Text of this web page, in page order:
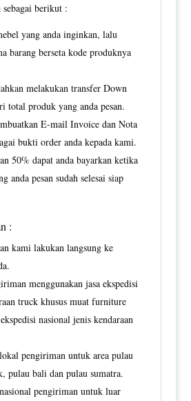
sebagai berikut :
yang anda inginkan, lalu
barang berseta kode produknya
melakukan transfer Down
total produk yang anda pesan.
E-mail Invoice dan Nota
bukti order anda kepada kami.
50% dapat anda bayarkan ketika
anda pesan sudah selesai siap
:
kami lakukan langsung ke
menggunakan jasa ekspedisi
truck khusus muat furniture
nasional jenis kendaraan
pengiriman untuk area pulau
pulau bali dan pulau sumatra.
pengiriman untuk luar